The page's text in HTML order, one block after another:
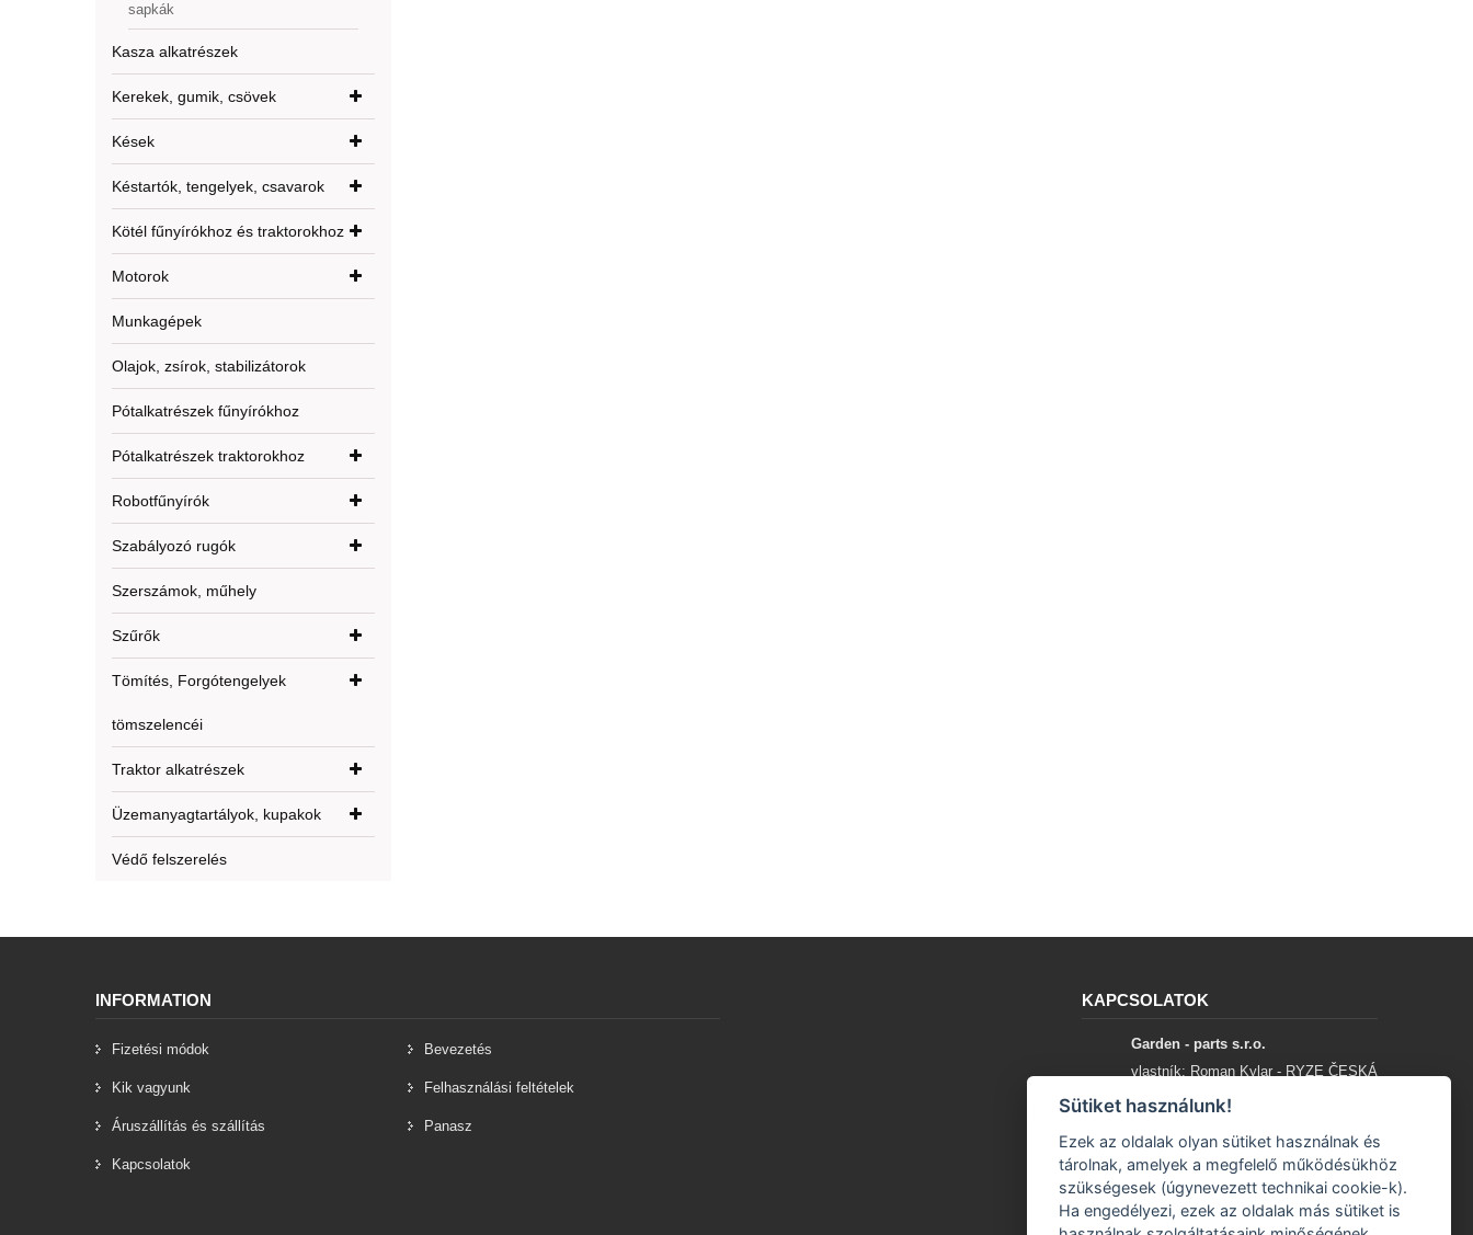
sapkák
Kasza alkatrészek
Kerekek, gumik, csövek
Kések
Késtartók, tengelyek, csavarok
Kötél fűnyírókhoz és traktorokhoz
Motorok
Munkagépek
Olajok, zsírok, stabilizátorok
Pótalkatrészek fűnyírókhoz
Pótalkatrészek traktorokhoz
Robotfűnyírók
Szabályozó rugók
Szerszámok, műhely
Szűrők
Tömítés, Forgótengelyek
tömszelencéi
Traktor alkatrészek
Üzemanyagtartályok, kupakok
Védő felszerelés
INFORMATION
Fizetési módok Bevezetés
Kik vagyunk Felhasználási feltételek
Áruszállítás és szállítás Panasz
Kapcsolatok
KAPCSOLATOK
Garden - parts s.r.o.
vlastník: Roman Kylar - RYZE ČESKÁ
SPOLEČNOST
56935 Mladějov na Moravě
+420 777 96 96 03
Sütiket használunk!
Ezek az oldalak olyan sütiket használnak és
tárolnak, amelyek a megfelelő működésükhöz
szükségesek (úgynevezett technikai cookie-k).
Ha engedélyezi, ezek az oldalak más sütiket is